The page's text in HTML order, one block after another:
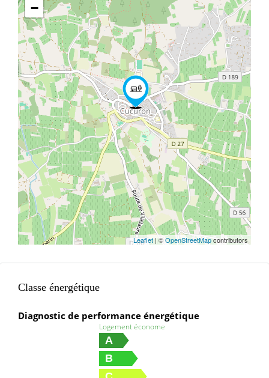
−
Leaflet| ©OpenStreetMapcontributors
Classe énergétique
Diagnostic de performance énergétique
Logement économe
A
B